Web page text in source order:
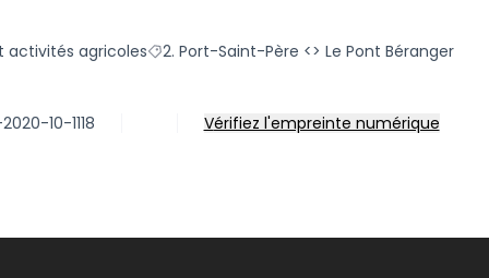
de la catégorie : e. Espaces et activités agricoles
activités agricolesFiltrer les résultats pour le secteur : 2. Port-
2. Port-Saint-Père <> Le Pont Béranger
10-1118 Vérifiez l'empreinte numérique